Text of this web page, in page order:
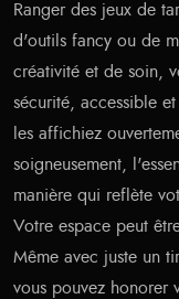
Ranger des jeux de
d'outils fancy ou de
créativité et de soin,
sécurité, accessible
les affichiez
soigneusement,
manière qui reflète
Votre espace peut
Même avec juste un
vous pouvez honorer